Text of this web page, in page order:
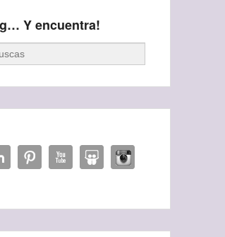
Y encuentra!